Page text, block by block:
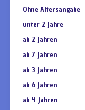
Ohne Altersangabe
unter 2 Jahre
ab 2 Jahren
ab 7 Jahren
ab 3 Jahren
ab 6 Jahren
ab 4 Jahren